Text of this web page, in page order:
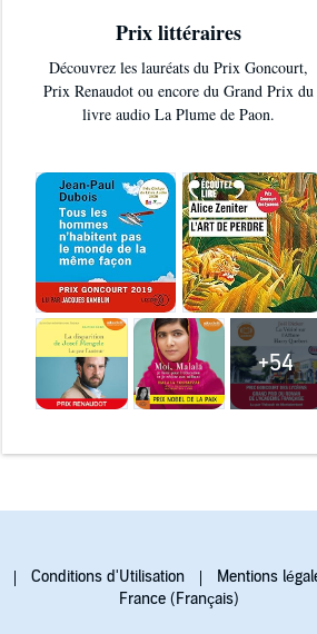
Prix littéraires
Découvrez les lauréats du Prix Goncourt,
Prix Renaudot ou encore du Grand Prix du
livre audio La Plume de Paon.
+54
Conditions d'Utilisation Mentions
France (Français)